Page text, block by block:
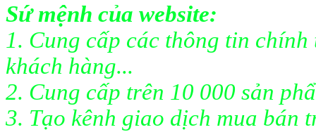
Sứ mệnh của website:
1. Cung cấp các thông tin
khách hàng...
2. Cung cấp trên 10 000 sản
3. Tạo kênh giao dịch mua bán